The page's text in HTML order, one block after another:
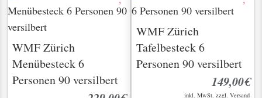
WMF Zürich
Menübesteck 6
Personen 90 versilbert
WMF Zürich
Tafelbesteck 6
Personen 90 versilbert
149,00€
inkl. MwSt. zzgl. Versand